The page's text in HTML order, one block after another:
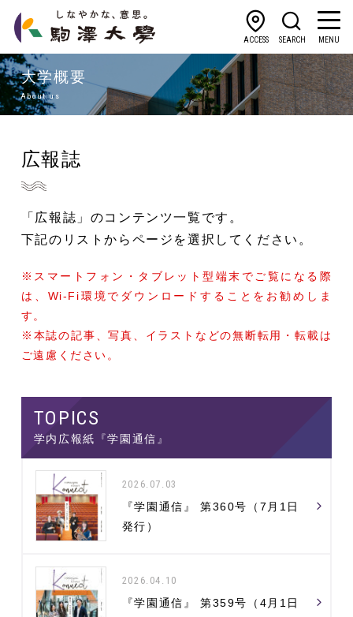
ACCESS SEARCH MENU
大学概要
About us
広報誌
「広報誌」のコンテンツ一覧です。
下記のリストからページを選択してください。
※スマートフォン・タブレット型端末でご覧になる際
は、Wi-Fi環境でダウンロードすることをお勧めしま
す。
※本誌の記事、写真、イラストなどの無断転用・転載は
ご遠慮ください。
学内広報紙『学園通信』
2026.07.03
『学園通信』 第360号（7月1日
発行）
2026.04.10
『学園通信』 第359号（4月1日